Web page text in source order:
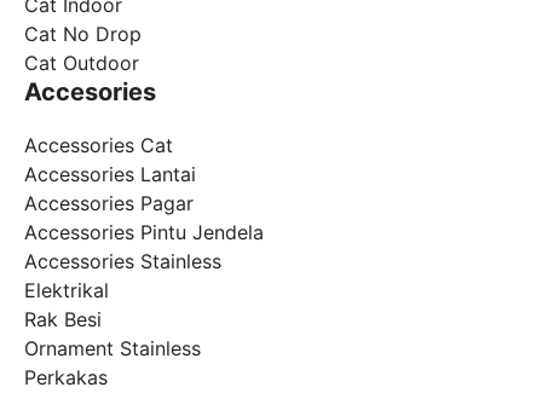
Cat Indoor
Cat No Drop
Cat Outdoor
Accesories
Accessories Cat
Accessories Lantai
Accessories Pagar
Accessories Pintu Jendela
Accessories Stainless
Elektrikal
Rak Besi
Ornament Stainless
Perkakas